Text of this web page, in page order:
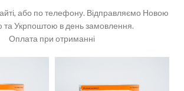
або по телефону. Відправляємо Новою
Укрпоштою в день замовлення.
Оплата при отриманні